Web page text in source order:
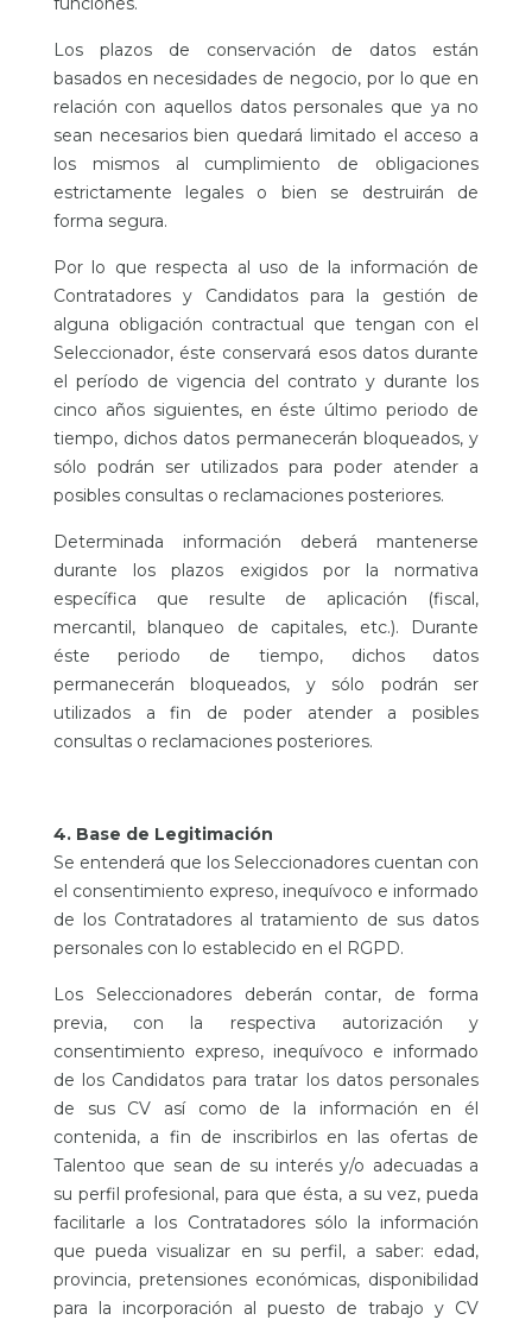
Los plazos de conservación de datos están
basados en necesidades de negocio, por lo que en
relación con aquellos datos personales que ya no
sean necesarios bien quedará limitado el acceso a
los mismos al cumplimiento de obligaciones
estrictamente legales o bien se destruirán de
forma segura.
Por lo que respecta al uso de la información de
Contratadores y Candidatos para la gestión de
alguna obligación contractual que tengan con el
Seleccionador, éste conservará esos datos durante
el período de vigencia del contrato y durante los
cinco años siguientes, en éste último periodo de
tiempo, dichos datos permanecerán bloqueados, y
sólo podrán ser utilizados para poder atender a
posibles consultas o reclamaciones posteriores.
Determinada información deberá mantenerse
durante los plazos exigidos por la normativa
específica que resulte de aplicación (fiscal,
mercantil, blanqueo de capitales, etc.). Durante
éste periodo de tiempo, dichos datos
permanecerán bloqueados, y sólo podrán ser
utilizados a fin de poder atender a posibles
consultas o reclamaciones posteriores.
4. Base de Legitimación
Se entenderá que los Seleccionadores cuentan con
el consentimiento expreso, inequívoco e informado
de los Contratadores al tratamiento de sus datos
personales con lo establecido en el RGPD.
Los Seleccionadores deberán contar, de forma
previa, con la respectiva autorización y
consentimiento expreso, inequívoco e informado
de los Candidatos para tratar los datos personales
de sus CV así como de la información en él
contenida, a fin de inscribirlos en las ofertas de
Talentoo que sean de su interés y/o adecuadas a
su perfil profesional, para que ésta, a su vez, pueda
facilitarle a los Contratadores sólo la información
que pueda visualizar en su perfil, a saber: edad,
provincia, pretensiones económicas, disponibilidad
para la incorporación al puesto de trabajo y CV